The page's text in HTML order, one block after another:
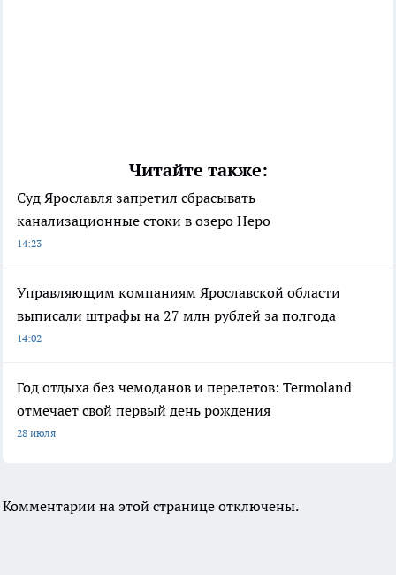
Читайте также:
Суд Ярославля запретил сбрасывать
канализационные стоки в озеро Неро
14:23
Управляющим компаниям Ярославской области
выписали штрафы на 27 млн рублей за полгода
14:02
Год отдыха без чемоданов и перелетов: Termoland
отмечает свой первый день рождения
28 июля
Комментарии на этой странице отключены.